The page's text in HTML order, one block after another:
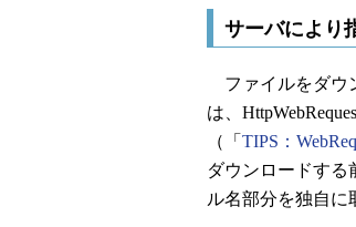
サーバにより
ファイルをダウ
は、
（「 TIPS：
ダウンロードする
ル名部分を独自に